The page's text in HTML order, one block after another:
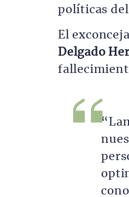
políticas
El
Delgado